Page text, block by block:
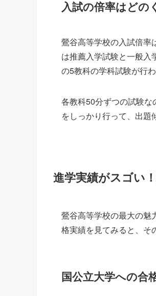
入試の倍率はどの
鶯谷高等学校の入試倍率
は推薦入学試験と一般入
の5教科の学科試験が行わ
各教科50分ずつの試験
をしっかり行って、出題
進学実績がスゴい
鶯谷高等学校の最大の魅
格実績を見てみると、そ
国公立大学への合